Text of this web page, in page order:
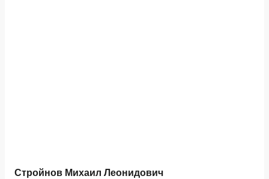
Стройнов Михаил Леонидович